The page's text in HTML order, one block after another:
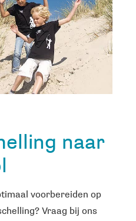
naar
voorbereiden op
Vraag bij ons